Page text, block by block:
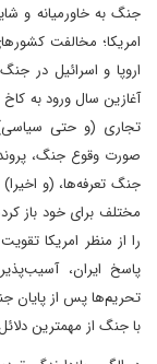
جنگ به خاورمیانه و
امریکا؛ مخالفت
اروپا و اسرائیل در
آغازین سال ورود به
تجاری (و حتی
صورت وقوع جنگ،
جنگ تعرفه‌ها، (و
مختلف برای خود باز
را از منظر امریکا
پاسخ ایران،
تحریم‌ها پس از پایان
با جنگ از مهمترین